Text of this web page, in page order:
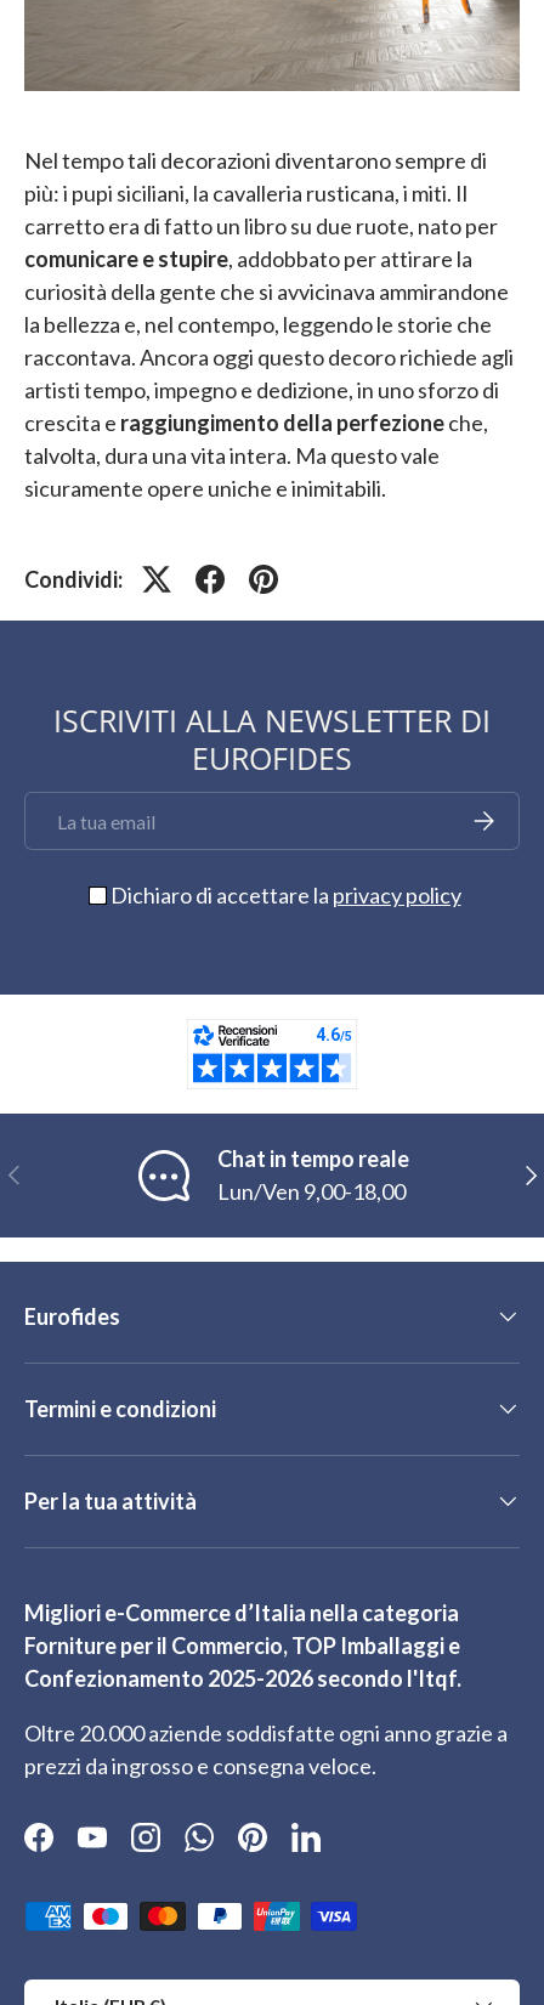
Nel tempo tali decorazioni diventarono sempre di
più: i pupi siciliani, la cavalleria rusticana, i miti. Il
carretto era di fatto un libro su due ruote, nato per
comunicare e stupire, addobbato per attirare la
curiosità della gente che si avvicinava ammirandone
la bellezza e, nel contempo, leggendo le storie che
raccontava. Ancora oggi questo decoro richiede agli
artisti tempo, impegno e dedizione, in uno sforzo di
crescita e raggiungimento della perfezioneche,
talvolta, dura una vita intera. Ma questo vale
sicuramente opere uniche e inimitabili.
Condividi:
ISCRIVITI ALLA NEWSLETTER DI
EUROFIDES
Iscriviti
Dichiaro di accettare la privacy policy
Indietro
Chat in tempo reale
Lun/Ven 9,00-18,00
Eurofides
Termini e condizioni
Per la tua attività
Migliori e-Commerce d’Italia nella categoria
Forniture per il Commercio, TOP Imballaggi e
Confezionamento 2025-2026 secondo l'Itqf.
Oltre 20.000 aziende soddisfatte ogni anno grazie a
prezzi da ingrosso e consegna veloce.
Facebook
YouTubeInstagramWhatsApp
PinterestLinkedIn
Metodi di pagamento accettati
Paese/Regione